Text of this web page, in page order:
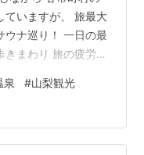
ていますが、 旅最大
ウナ巡り！ 一日の最
まわり 旅の疲労が
ナ施設は 富士の名
く、 水風呂が最高
梨県を巡った際に訪
に行って欲しい お
泉 #山梨観光